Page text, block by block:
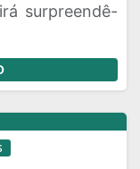
surpreendê-